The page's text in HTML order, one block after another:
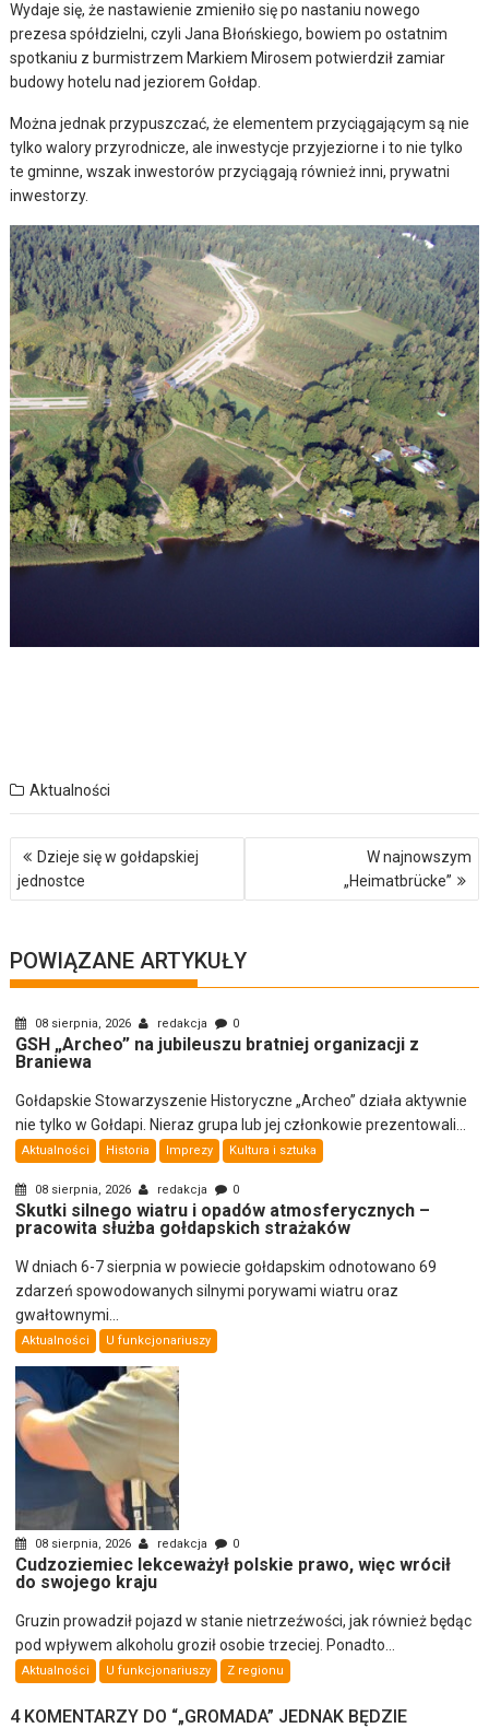
Wydaje się, że nastawienie zmieniło się po nastaniu nowego
prezesa spółdzielni, czyli Jana Błońskiego, bowiem po ostatnim
spotkaniu z burmistrzem Markiem Mirosem potwierdził zamiar
budowy hotelu nad jeziorem Gołdap.
Można jednak przypuszczać, że elementem przyciągającym są nie
tylko walory przyrodnicze, ale inwestycje przyjeziorne i to nie tylko
te gminne, wszak inwestorów przyciągają również inni, prywatni
inwestorzy.
Aktualności
Nawigacja
wpisu
Dzieje się w gołdapskiej
jednostce
W najnowszym
„Heimatbrücke”
POWIĄZANE ARTYKUŁY
08 sierpnia, 2026 redakcja 0
GSH „Archeo” na jubileuszu bratniej organizacji z
Braniewa
Gołdapskie Stowarzyszenie Historyczne „Archeo” działa aktywnie
nie tylko w Gołdapi. Nieraz grupa lub jej członkowie prezentowali...
Aktualności Historia Imprezy Kultura i sztuka
08 sierpnia, 2026 redakcja 0
Skutki silnego wiatru i opadów atmosferycznych –
pracowita służba gołdapskich strażaków
W dniach 6-7 sierpnia w powiecie gołdapskim odnotowano 69
zdarzeń spowodowanych silnymi porywami wiatru oraz
gwałtownymi...
Aktualności U funkcjonariuszy
08 sierpnia, 2026 redakcja 0
Cudzoziemiec lekceważył polskie prawo, więc wrócił
do swojego kraju
Gruzin prowadził pojazd w stanie nietrzeźwości, jak również będąc
pod wpływem alkoholu groził osobie trzeciej. Ponadto...
Aktualności U funkcjonariuszy Z regionu
4 KOMENTARZY DO “„GROMADA” JEDNAK BĘDZIE